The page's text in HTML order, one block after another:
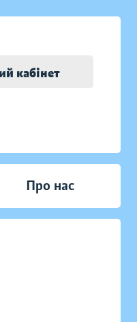
кабінет
Про нас